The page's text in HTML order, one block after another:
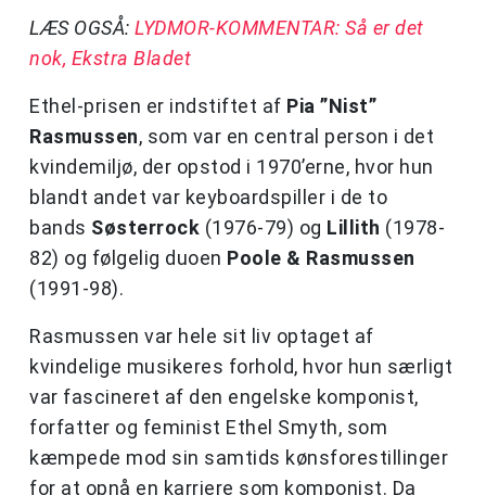
LÆS OGSÅ: LYDMOR-KOMMENTAR: Så er det
nok, Ekstra Bladet
Ethel-prisen er indstiftet af Pia ”Nist”
Rasmussen, som var en central person i det
kvindemiljø, der opstod i 1970’erne, hvor hun
blandt andet var keyboardspiller i de to
bands Søsterrock (1976-79) og Lillith (1978-
82) og følgelig duoen Poole & Rasmussen
(1991-98).
Rasmussen var hele sit liv optaget af
kvindelige musikeres forhold, hvor hun særligt
var fascineret af den engelske komponist,
forfatter og feminist Ethel Smyth, som
kæmpede mod sin samtids kønsforestillinger
for at opnå en karriere som komponist. Da